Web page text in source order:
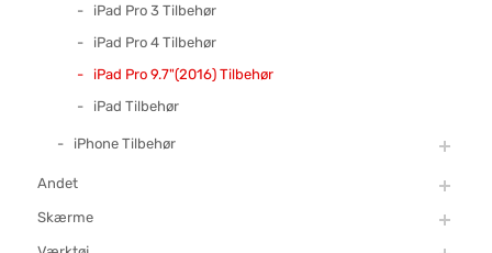
iPad Pro 3 Tilbehør
iPad Pro 4 Tilbehør
iPad Pro 9.7"(2016) Tilbehør
iPad Tilbehør
iPhone Tilbehør
Andet
Skærme